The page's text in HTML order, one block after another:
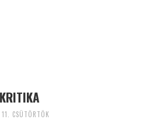
CSÜTÖRTÖK